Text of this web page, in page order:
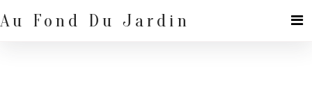
to
content
Au Fond Du Jardin